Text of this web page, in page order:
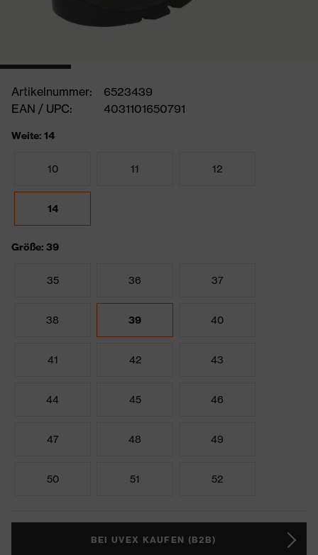
Artikelnummer:
6523439
EAN / UPC:
4031101650791
Weite: 14
10 11 12
14
Größe: 39
35 36 37
38 39 40
41 42 43
44 45 46
47 48 49
50 51 52
BEI UVEX KAUFEN (B2B)